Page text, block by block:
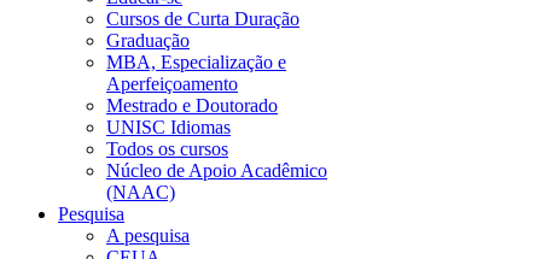
Cursos de Curta Duração
Graduação
MBA, Especialização e
Aperfeiçoamento
Mestrado e Doutorado
UNISC Idiomas
Todos os cursos
Núcleo de Apoio Acadêmico
(NAAC)
Pesquisa
A pesquisa